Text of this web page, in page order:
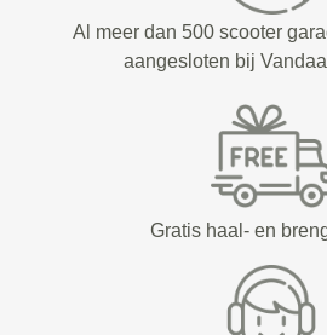
Al meer dan 500 scooter
aangesloten bij
Gratis haal- en